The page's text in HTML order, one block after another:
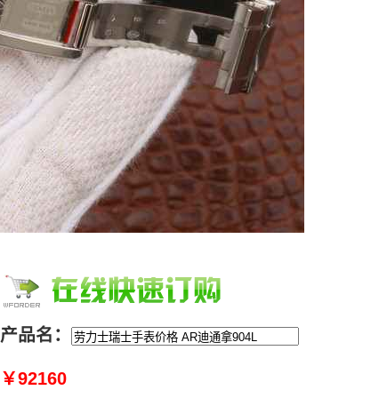
产品名：
￥92160